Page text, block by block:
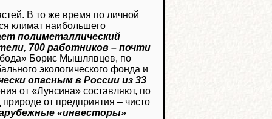
В то же время по личной
климат наибольшего
полиметаллический
700 работников – почти
Борис Мышлявцев, по
экологического фонда и
опасным в России из 33
от «Лунсина» составляют, по
от предприятия – чисто
«инвесторы»